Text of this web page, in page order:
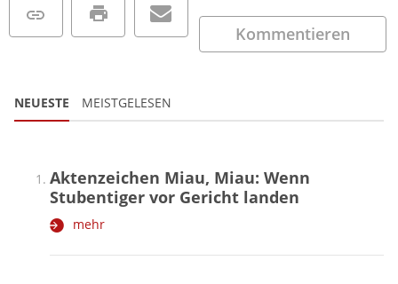
Kommentieren
NEUESTE MEISTGELESEN
Aktenzeichen Miau, Miau: Wenn
Stubentiger vor Gericht landen
mehr